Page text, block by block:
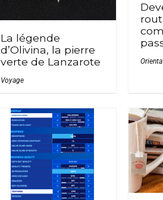
La légende
d’Olivina, la pierre
verte de Lanzarote
Voyage